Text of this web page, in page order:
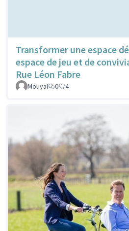
Transformer une espace
espace de jeu et de
Rue Léon Fabre
Mouyal 0 4